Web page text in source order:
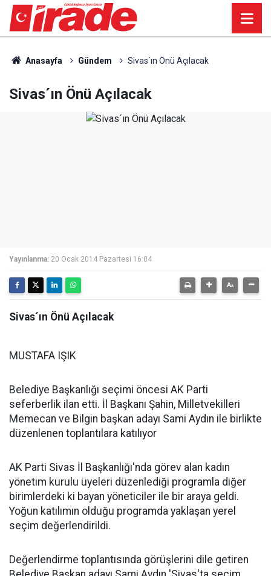
Anasayfa Gündem Sivas´ın Önü Açılacak
Sivas´ın Önü Açılacak
Yayınlanma: 20 Ocak 2014 Pazartesi 16:04
Sivas´ın Önü Açılacak
MUSTAFA IŞIK
Belediye Başkanlığı seçimi öncesi AK Parti
seferberlik ilan etti. İl Başkanı Şahin, Milletvekilleri
Memecan ve Bilgin başkan adayı Sami Aydın ile birlikte
düzenlenen toplantılara katılıyor
AK Parti Sivas İl Başkanlığı'nda görev alan kadın
yönetim kurulu üyeleri düzenlediği programla diğer
birimlerdeki ki bayan yöneticiler ile bir araya geldi.
Yoğun katılımın olduğu programda yaklaşan yerel
seçim değerlendirildi.
Değerlendirme toplantısında görüşlerini dile getiren